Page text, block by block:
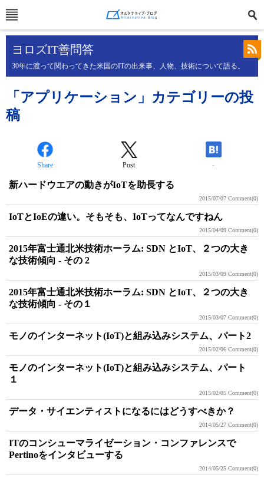
ヨロズIT善問答
30年に渡って関わってきた米国のITの出来事、人物、技術について語る。
「アプリケーション」カテゴリーの投
稿
Share Post -
新ハードウエアの動きがIoTを助長する
2015/07/07 Comment(0)
IoTとIoEの違い。そもそも、IoTってなんですねん
2015/04/09 Comment(0)
2015年富士通北米技術ホーラム: SDN とIoT、２つの大き
な技術傾向 - その 2
2015/03/09 Comment(0)
2015年富士通北米技術ホーラム: SDN とIoT、２つの大き
な技術傾向 - その１
2015/03/07 Comment(0)
モノのインターネット(IoT)と組み込みシステム、パート2
2015/02/06 Comment(0)
モノのインターネット(IoT)と組み込みシステム、パート
１
2015/02/05 Comment(0)
データ・サイエンティストになるにはどうすべきか？
2014/05/27 Comment(0)
ITのコンシューマライゼーション・コンファレンスで
Pertinoをインタビューする
2014/05/25 Comment(0)